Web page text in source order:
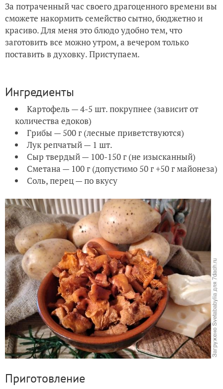
За потраченный час своего драгоценного времени вы
сможете накормить семейство сытно, бюджетно и
красиво. Для меня это блюдо удобно тем, что
заготовить все можно утром, а вечером только
поставить в духовку. Приступаем.
Ингредиенты
Картофель — 4-5 шт. покрупнее (зависит от
количества едоков)
Грибы — 500 г (лесные приветствуются)
Лук репчатый — 1 шт.
Сыр твердый — 100-150 г (не изысканный)
Сметана — 100 г (допустимо 50 г +50 г майонеза)
Соль, перец — по вкусу
Приготовление